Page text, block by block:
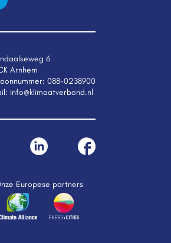
6
Arnhem
088-0238900
info@klimaatverbond.nl
Europese partners